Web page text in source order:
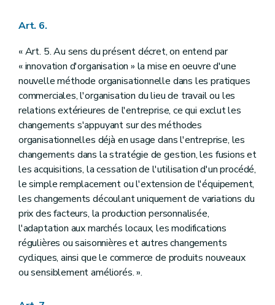
Art. 6.
« Art. 5. Au sens du présent décret, on entend par
« innovation d'organisation » la mise en oeuvre d'une
nouvelle méthode organisationnelle dans les pratiques
commerciales, l'organisation du lieu de travail ou les
relations extérieures de l'entreprise, ce qui exclut les
changements s'appuyant sur des méthodes
organisationnelles déjà en usage dans l'entreprise, les
changements dans la stratégie de gestion, les fusions et
les acquisitions, la cessation de l'utilisation d'un procédé,
le simple remplacement ou l'extension de l'équipement,
les changements découlant uniquement de variations du
prix des facteurs, la production personnalisée,
l'adaptation aux marchés locaux, les modifications
régulières ou saisonnières et autres changements
cycliques, ainsi que le commerce de produits nouveaux
ou sensiblement améliorés. ».